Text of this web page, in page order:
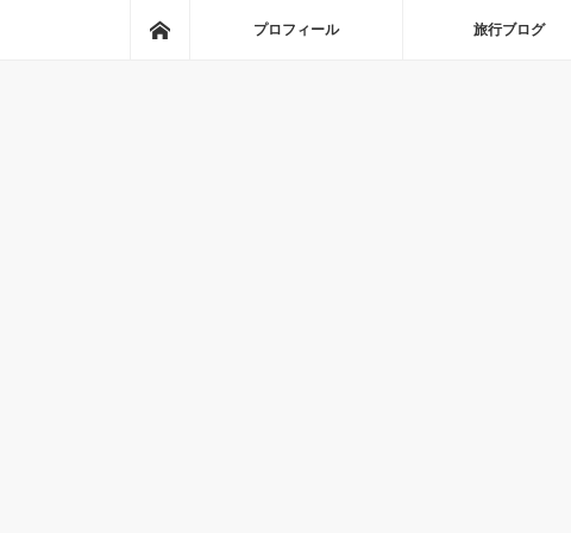
プロフィール 旅行ブログ